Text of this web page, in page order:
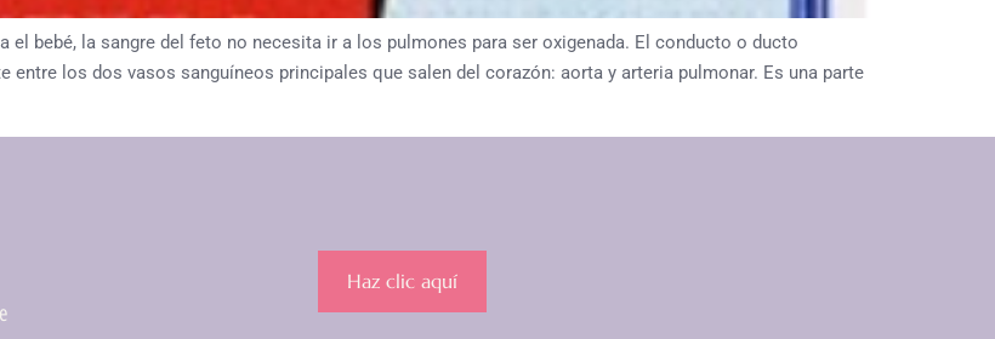
el bebé, la sangre del feto no necesita ir a los pulmones para ser oxigenada. El conducto o ducto
los dos vasos sanguíneos principales que salen del corazón: aorta y arteria pulmonar. Es una parte
Haz clic aquí